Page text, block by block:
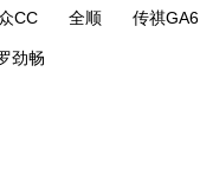
CC 全顺 传祺GA6
劲畅